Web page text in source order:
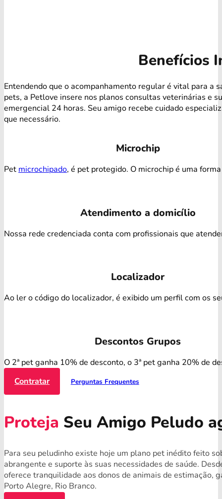
Benefícios
Entendendo que o acompanhamento regular é vital para a
pets, a Petlove insere nos planos consultas veterinárias e
emergencial 24 horas. Seu amigo recebe cuidado
que necessário.
Microchip
Pet microchipado, é pet protegido. O microchip é uma
Atendimento a domicílio
Nossa rede credenciada conta com profissionais que
Localizador
Ao ler o código do localizador, é exibido um perfil com os
Descontos Grupos
O 2ª pet ganha 10% de desconto, o 3ª pet ganha 20% de
Contratar
Perguntas Frequentes
Proteja Seu Amigo Peludo
Para seu peludinho existe hoje um plano pet inédito feito
abrangente e suporte às suas necessidades de saúde.
oferece tranquilidade aos donos de animais de estimação,
Porto Alegre, Rio Branco.